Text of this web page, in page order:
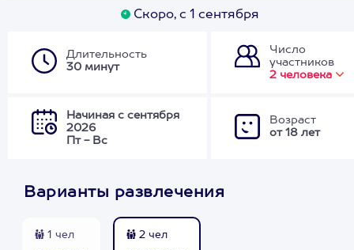
Скоро, с 1 сентября
Длительность
30 минут
Число
участников
2 человека
Начиная с сентября
2026
Пт - Вс
Возраст
от 18 лет
Варианты развлечения
1 чел 2 чел